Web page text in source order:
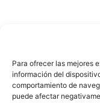
Para ofrecer las mejores
información del
comportamiento de
puede afectar